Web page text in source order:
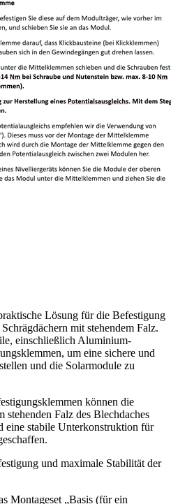
Lösung für die Befestigung
mit stehendem Falz.
einschließlich Aluminium-
um eine sichere und
und die Solarmodule zu
können die
stehenden Falz des Blechdaches
eine stabile Unterkonstruktion für
und maximale Stabilität der
Montageset „Basis (für ein